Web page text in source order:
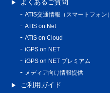
よくあるご質問
ATIS交通情報（スマートフォン）
ATIS on Net
ATIS on Cloud
iGPS on NET
iGPS on NET プレミアム
メディア向け情報提供
ご利用ガイド